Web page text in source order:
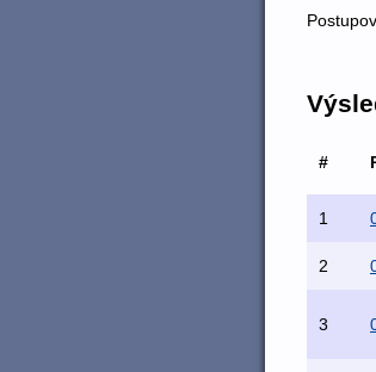
#
1
2
3